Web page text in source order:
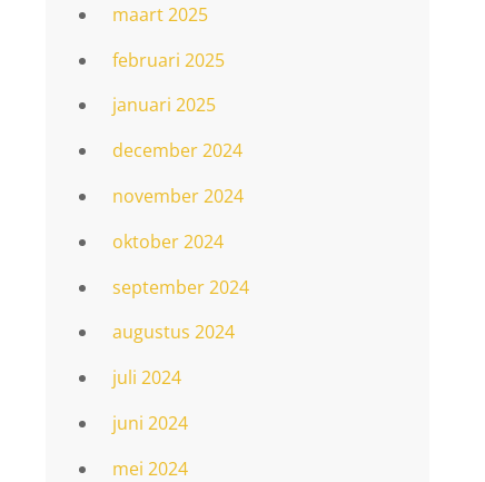
maart 2025
februari 2025
januari 2025
december 2024
november 2024
oktober 2024
september 2024
augustus 2024
juli 2024
juni 2024
mei 2024